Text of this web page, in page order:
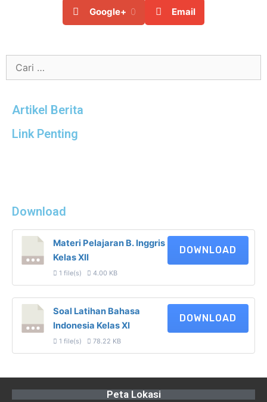
Google+ 0 Email
Artikel Berita
Link Penting
Download
Materi Pelajaran B. Inggris
Kelas XII
1 file(s) 4.00 KB
DOWNLOAD
Soal Latihan Bahasa
Indonesia Kelas XI
1 file(s) 78.22 KB
DOWNLOAD
Peta Lokasi